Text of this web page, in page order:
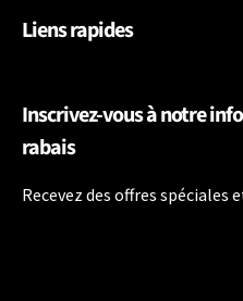
Liens rapides
Inscrivez-vous à notre
rabais
Recevez des offres spéciales